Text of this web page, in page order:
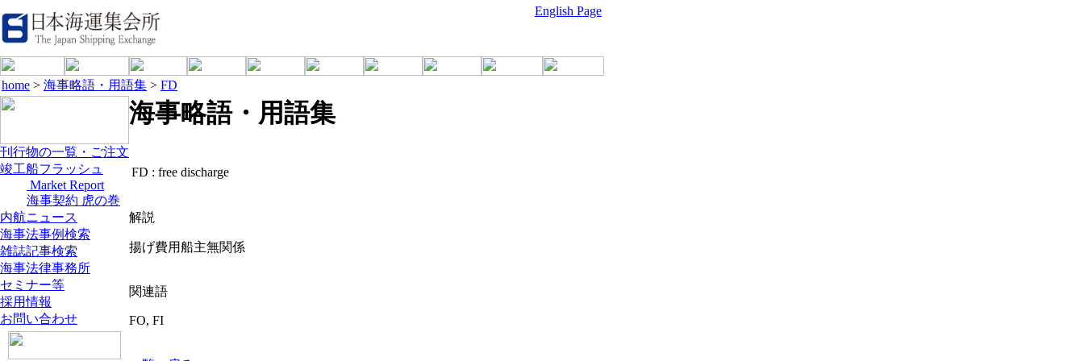
English Page
home > 海事略語・用語集 > FD
刊行物の一覧・ご注文
竣工船フラッシュ
Market Report
海事契約 虎の巻
内航ニュース
海事法事例検索
雑誌記事検索
海事法律事務所
セミナー等
採用情報
お問い合わせ
海事略語・用語集
FD : free discharge
解説
揚げ費用船主無関係
関連語
FO, FI